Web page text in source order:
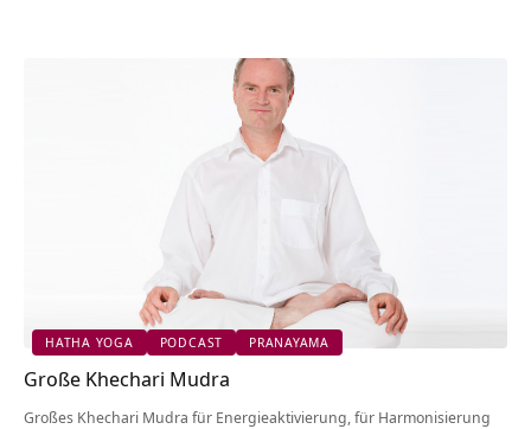
HATHA YOGA PODCAST PRANAYAMA
Große Khechari Mudra
Großes Khechari Mudra für Energieaktivierung, für Harmonisierung